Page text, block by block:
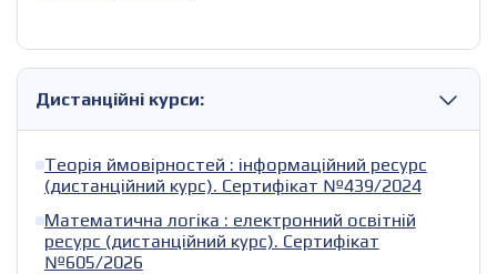
Дистанційні курси:
Теорія ймовірностей : інформаційний ресурс
(дистанційний курс). Сертифікат №439/2024
Математична логіка : електронний освітній
ресурс (дистанційний курс). Сертифікат
№605/2026